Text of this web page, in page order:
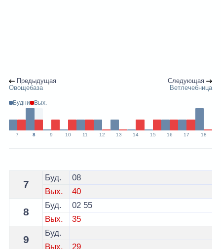
Предыдущая
Овощебаза
Следующая
Ветлечебница
Будни Вых.
7 8 9 10 11 12 13 14 15 16 17 18
Расписание 8 автобуса Брест по остановке
7
Буд.
08
Вых.
40
8
Буд. 02 55
Вых.
35
9
Буд.
Вых.
29